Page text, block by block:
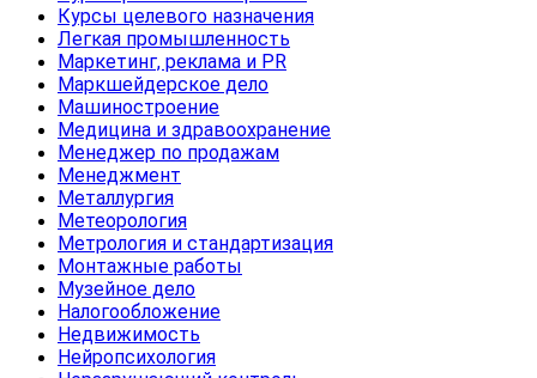
Курсы целевого назначения
Легкая промышленность
Маркетинг, реклама и PR
Маркшейдерское дело
Машиностроение
Медицина и здравоохранение
Менеджер по продажам
Менеджмент
Металлургия
Метеорология
Метрология и стандартизация
Монтажные работы
Музейное дело
Налогообложение
Недвижимость
Нейропсихология